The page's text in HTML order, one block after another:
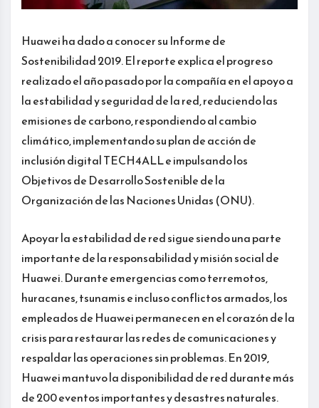
Huawei ha dado a conocer su Informe de
Sostenibilidad 2019. El reporte explica el progreso
realizado el año pasado por la compañía en el apoyo a
la estabilidad y seguridad de la red, reduciendo las
emisiones de carbono, respondiendo al cambio
climático, implementando su plan de acción de
inclusión digital TECH4ALL e impulsando los
Objetivos de Desarrollo Sostenible de la
Organización de las Naciones Unidas (ONU).
Apoyar la estabilidad de red sigue siendo una parte
importante de la responsabilidad y misión social de
Huawei. Durante emergencias como terremotos,
huracanes, tsunamis e incluso conflictos armados, los
empleados de Huawei permanecen en el corazón de la
crisis para restaurar las redes de comunicaciones y
respaldar las operaciones sin problemas. En 2019,
Huawei mantuvo la disponibilidad de red durante más
de 200 eventos importantes y desastres naturales.